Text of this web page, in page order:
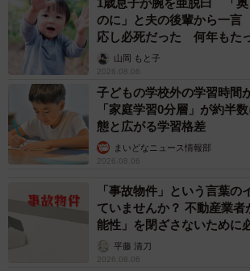
料レンタルを希望。
「当店に、足をお運びいただいて、振袖
たりに取りに来ていただいて、返しても
そうなると、現実的には大阪府内の施設
になるかなぁと思っています。
いので、柔軟に動いていこうと考えてい
■呉服のきくやてんちょ X @
■呉服のきくやHP https://www.kikuya.shop
1歳息子が腕を亜脱臼 「奥
のに」と夫の後輩から一
応し必死だった 何年もた
出し…山岡 もと子
2026.08.06
子どもの学校外の学習時間
「家庭学習0分層」が約半
態と広がる学習格差
まいどなニュース情報部
2026.08.06
「事故物件」という言葉の
ていませんか？ 不動産業者
能性」を閉ざさないために
平藤 清刀
2026.08.06